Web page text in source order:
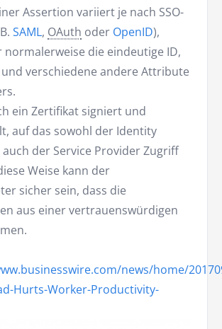
Assertion variiert je nach SSO-
SAML, OAuth oder OpenID),
die eindeutige ID,
verschiedene andere Attribute
ein Zertifikat signiert und
auf das sowohl der Identity
der Service Provider Zugriff
Weise kann der
sicher sein, dass die
aus einer vertrauenswürdigen
news/home/
Hurts-Worker-Productivity-